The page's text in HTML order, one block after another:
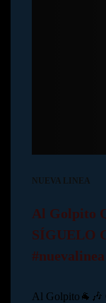
NUEVA LINEA
Al Golpito
SÍGUELO
Al